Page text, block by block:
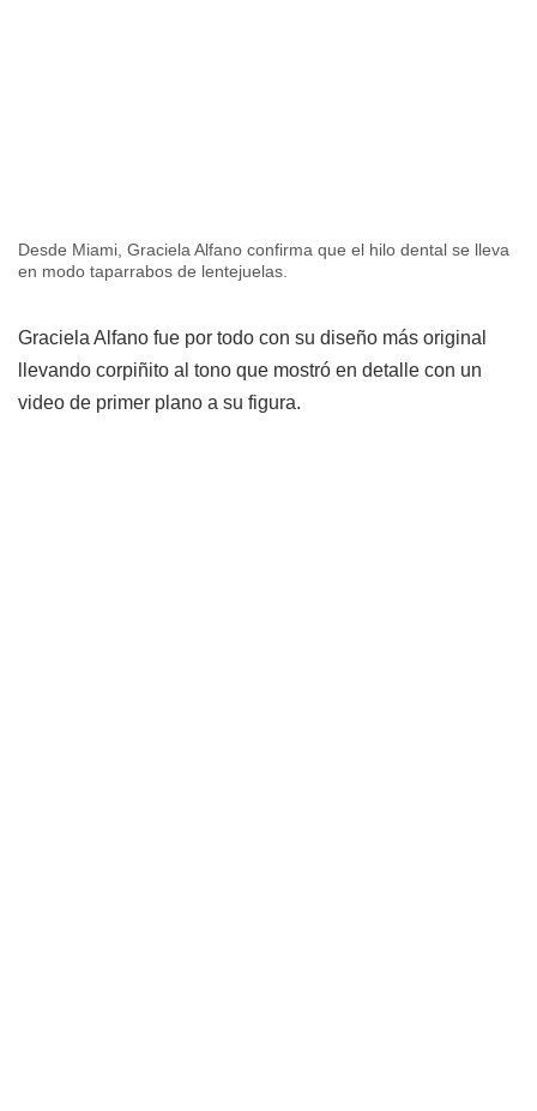
Desde Miami, Graciela Alfano confirma que el hilo dental se lleva
en modo taparrabos de lentejuelas.
Graciela Alfano fue por todo con su diseño más original
llevando corpiñito al tono que mostró en detalle con un
video de primer plano a su figura.